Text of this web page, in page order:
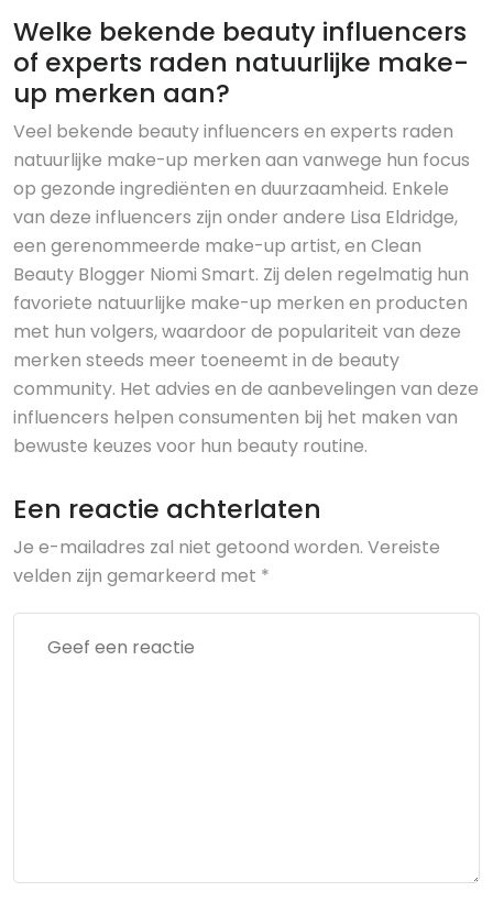
Welke bekende beauty influencers
of experts raden natuurlijke make-
up merken aan?
Veel bekende beauty influencers en experts raden
natuurlijke make-up merken aan vanwege hun focus
op gezonde ingrediënten en duurzaamheid. Enkele
van deze influencers zijn onder andere Lisa Eldridge,
een gerenommeerde make-up artist, en Clean
Beauty Blogger Niomi Smart. Zij delen regelmatig hun
favoriete natuurlijke make-up merken en producten
met hun volgers, waardoor de populariteit van deze
merken steeds meer toeneemt in de beauty
community. Het advies en de aanbevelingen van deze
influencers helpen consumenten bij het maken van
bewuste keuzes voor hun beauty routine.
Een reactie achterlaten
Je e-mailadres zal niet getoond worden. Vereiste
velden zijn gemarkeerd met *